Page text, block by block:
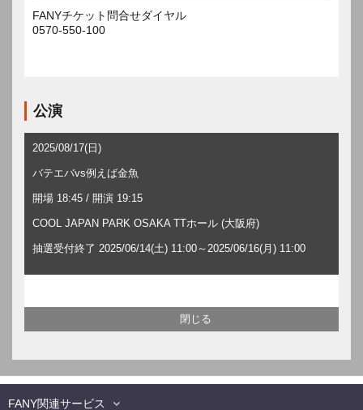
FANYチケット問合せダイヤル
0570-550-100
公演
2025/08/17(日)
バテエバvs例えば金魚
開場 18:45 / 開演 19:15
COOL JAPAN PARK OSAKA TTホール (大阪府)
抽選受付終了 2025/06/14(土) 11:00～2025/06/16(月) 11:00
FANY関連サービス